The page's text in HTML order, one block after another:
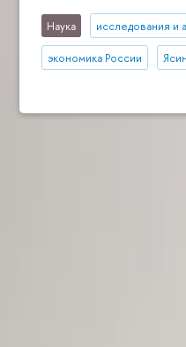
Наука исследования и
экономика России